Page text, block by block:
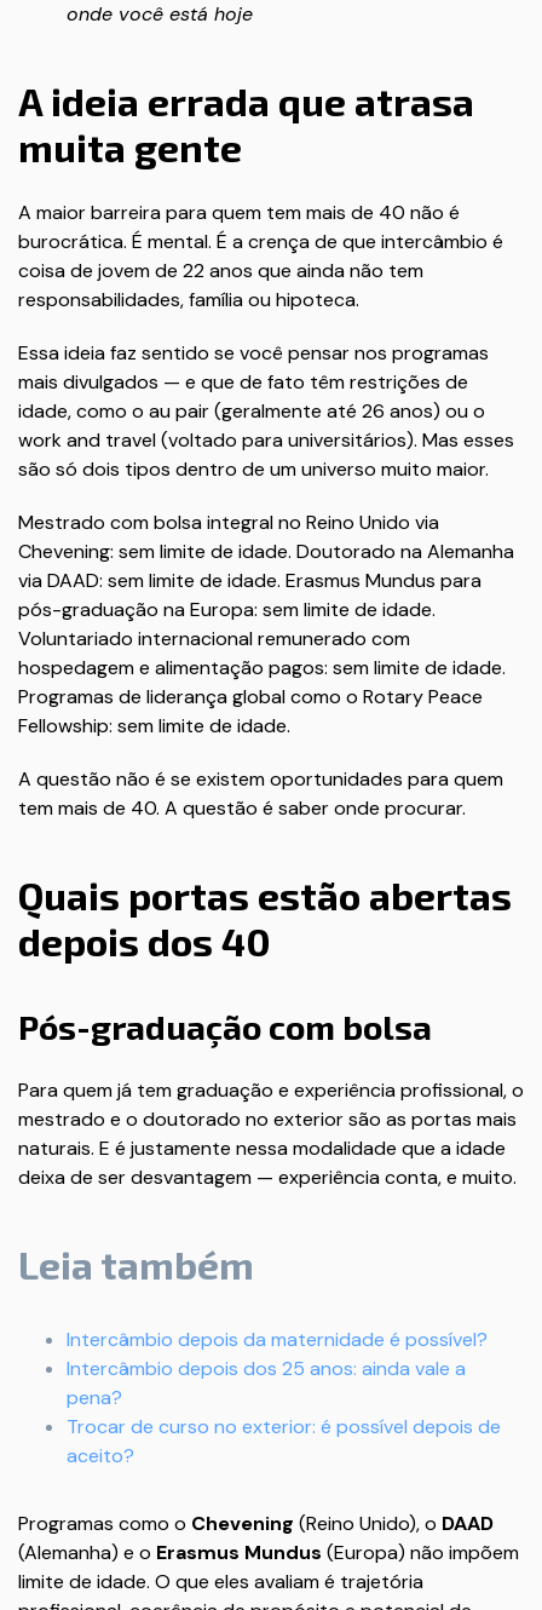
onde você está hoje
A ideia errada que atrasa
muita gente
A maior barreira para quem tem mais de 40 não é
burocrática. É mental. É a crença de que intercâmbio é
coisa de jovem de 22 anos que ainda não tem
responsabilidades, família ou hipoteca.
Essa ideia faz sentido se você pensar nos programas
mais divulgados — e que de fato têm restrições de
idade, como o au pair (geralmente até 26 anos) ou o
work and travel (voltado para universitários). Mas esses
são só dois tipos dentro de um universo muito maior.
Mestrado com bolsa integral no Reino Unido via
Chevening: sem limite de idade. Doutorado na Alemanha
via DAAD: sem limite de idade. Erasmus Mundus para
pós-graduação na Europa: sem limite de idade.
Voluntariado internacional remunerado com
hospedagem e alimentação pagos: sem limite de idade.
Programas de liderança global como o Rotary Peace
Fellowship: sem limite de idade.
A questão não é se existem oportunidades para quem
tem mais de 40. A questão é saber onde procurar.
Quais portas estão abertas
depois dos 40
Pós-graduação com bolsa
Para quem já tem graduação e experiência profissional, o
mestrado e o doutorado no exterior são as portas mais
naturais. E é justamente nessa modalidade que a idade
deixa de ser desvantagem — experiência conta, e muito.
Leia também
Intercâmbio depois da maternidade é possível?
Intercâmbio depois dos 25 anos: ainda vale a
pena?
Trocar de curso no exterior: é possível depois de
aceito?
Programas como o Chevening (Reino Unido), o DAAD
(Alemanha) e o Erasmus Mundus (Europa) não impõem
limite de idade. O que eles avaliam é trajetória